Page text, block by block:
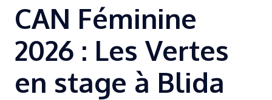
CAN Féminine
2026 : Les Vertes
en stage à Blida